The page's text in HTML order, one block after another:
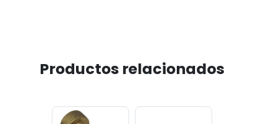
Productos relacionados